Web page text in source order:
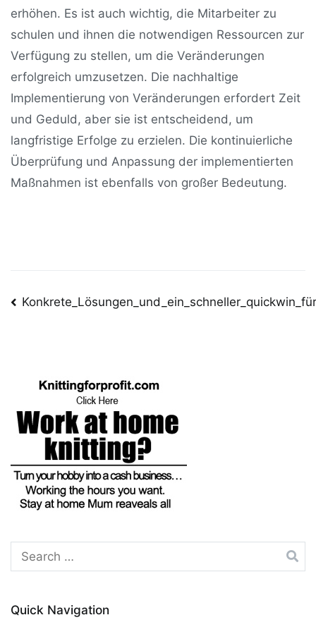
erhöhen. Es ist auch wichtig, die Mitarbeiter zu
schulen und ihnen die notwendigen Ressourcen zur
Verfügung zu stellen, um die Veränderungen
erfolgreich umzusetzen. Die nachhaltige
Implementierung von Veränderungen erfordert Zeit
und Geduld, aber sie ist entscheidend, um
langfristige Erfolge zu erzielen. Die kontinuierliche
Überprüfung und Anpassung der implementierten
Maßnahmen ist ebenfalls von großer Bedeutung.
Post
Search
for:
Quick Navigation